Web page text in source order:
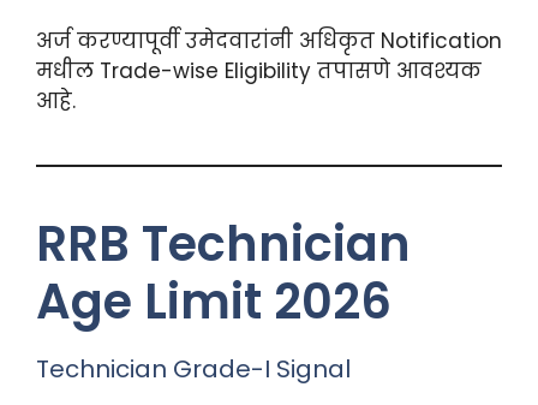
अर्ज करण्यापूर्वी उमेदवारांनी अधिकृत Notification
मधील Trade-wise Eligibility तपासणे आवश्यक
आहे.
RRB Technician
Age Limit 2026
Technician Grade-I Signal